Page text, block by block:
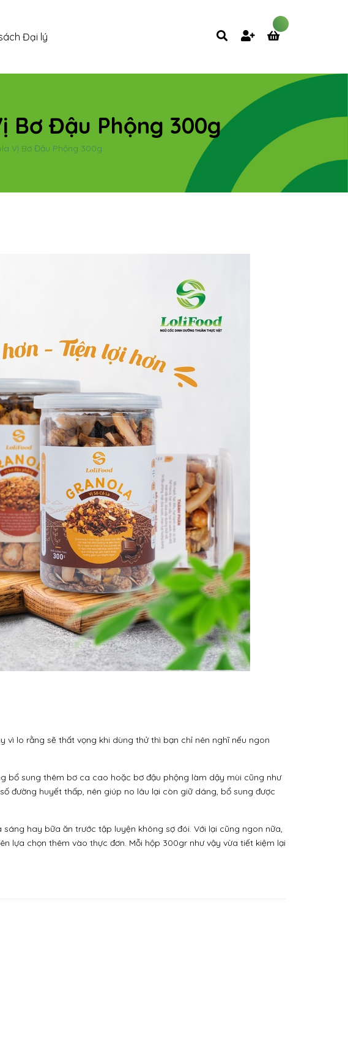
Đại lý
Bơ Đậu Phộng 300g
Vị Bơ Đậu Phộng 300g
vì lo rằng sẽ thất vọng khi dùng thử thì bạn chỉ nên nghĩ nếu ngon
bổ sung thêm bơ ca cao hoặc bơ đậu phộng làm dậy mùi cũng như
đường huyết thấp, nên giúp no lâu lại còn giữ dáng, bổ sung được
hay bữa ăn trước tập luyện không sợ đói. Với lại cũng ngon nữa,
lựa chọn thêm vào thực đơn. Mỗi hộp 300gr như vậy vừa tiết kiệm lại